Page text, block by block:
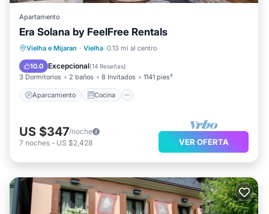
Apartamento
Era Solana by FeelFree Rentals
Vielha e Mijaran · Vielha 0.13 mi al centro
10.0 Excepcional(14 Reseñas)
3 Dormitorios 2 baños 8 Invitados 1141 pies²
Aparcamiento Cocina
Aparcamiento Cocina
Apto para niños
US $347/noche
7 noches - US $2,428 VER OFERTA